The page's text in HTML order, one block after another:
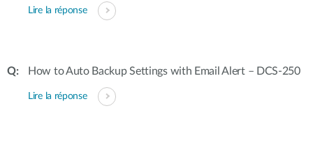
Lire la réponse
How to Auto Backup Settings with Email Alert – DCS-250
Lire la réponse